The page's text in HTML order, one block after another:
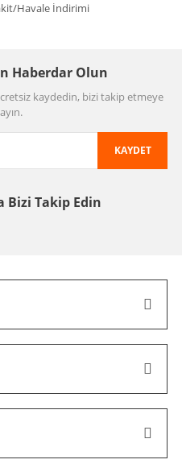
Havale İndirimi
Haberdar Olun
kaydedin, bizi takip etmeye
KAYDET
Bizi Takip Edin